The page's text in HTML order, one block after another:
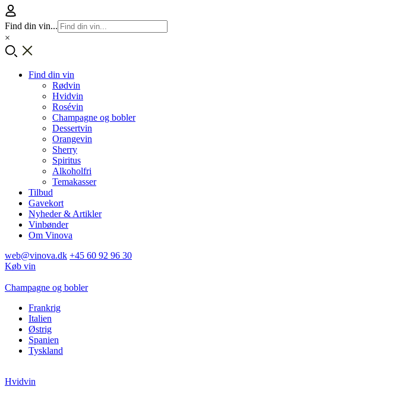
Find din vin...
×
Find din vin
Rødvin
Hvidvin
Rosévin
Champagne og bobler
Dessertvin
Orangevin
Sherry
Spiritus
Alkoholfri
Temakasser
Tilbud
Gavekort
Nyheder & Artikler
Vinbønder
Om Vinova
web@vinova.dk +45 60 92 96 30
Køb vin
Champagne og bobler
Frankrig
Italien
Østrig
Spanien
Tyskland
Hvidvin